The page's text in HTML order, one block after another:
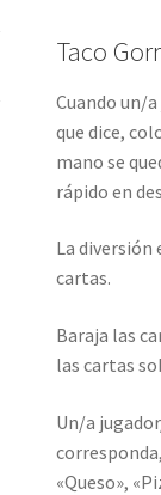
Taco
Cuando un/
que dice,
mano se
rápido en
La
cartas.
Baraja las
las cartas
Un/a
«Queso»,